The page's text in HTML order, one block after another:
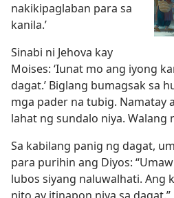
nakikipaglaban para sa
kanila.’
Sinabi ni Jehova kay
Moises: ‘Iunat mo ang iyong
dagat.’ Biglang bumagsak sa
mga pader na tubig. Namatay
lahat ng sundalo niya. Walang
Sa kabilang panig ng dagat,
para purihin ang Diyos:
lubos siyang naluwalhati. Ang